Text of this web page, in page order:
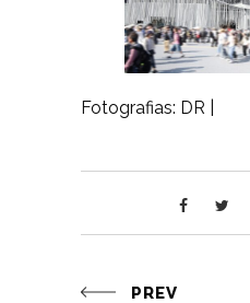
Fotografias: DR |
PREV